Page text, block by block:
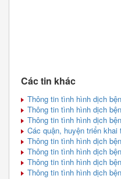
Các tin khác
Thông tin tình hình dịch
Thông tin tình hình dịch
Thông tin tình hình dịch
Các quận, huyện triển
Thông tin tình hình dịch
Thông tin tình hình dịch
Thông tin tình hình dịch
Thông tin tình hình dịch